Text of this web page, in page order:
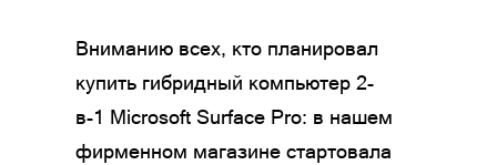
Вниманию всех, кто планировал
купить гибридный компьютер 2-
в-1 Microsoft Surface Pro: в нашем
фирменном магазине стартовала